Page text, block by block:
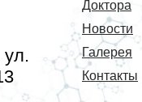
ул.
Доктора
Новости
Галерея
Контакты